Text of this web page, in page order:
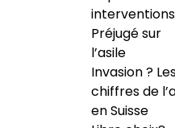
interventions
Préjugé sur
l’asile
Invasion ?
chiffres de
en Suisse